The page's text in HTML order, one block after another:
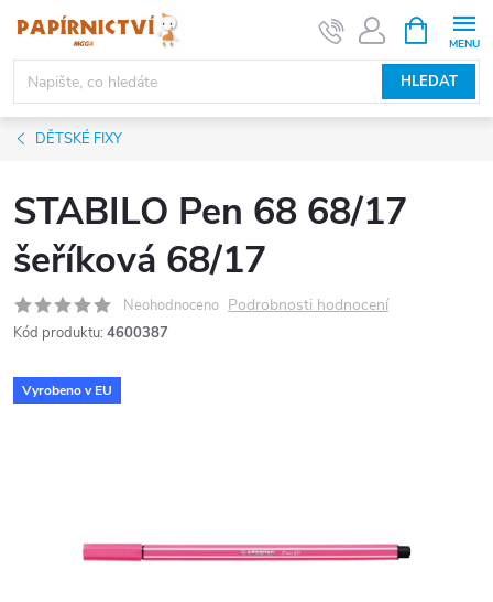
obsah
HLEDAT
NÁKUPNÍ
KOŠÍK
DĚTSKÉ FIXY
STABILO Pen 68 68/17
šeříková 68/17
Neohodnoceno Podrobnosti hodnocení
Kód produktu: 4600387
Vyrobeno v EU